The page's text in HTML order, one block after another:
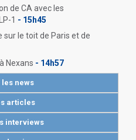
de CA avec les
1 - 15h45
le toit de Paris et de
Nexans - 14h57
les news
articles
interviews